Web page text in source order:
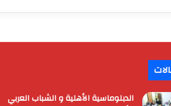
الدبلوماسية الأهلية و الشباب العربي